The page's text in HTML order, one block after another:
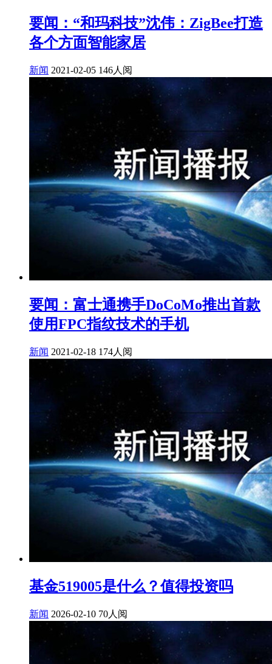
要闻：“和玛科技”沈伟：ZigBee打造
各个方面智能家居
新闻 2021-02-05 146人阅
要闻：富士通携手DoCoMo推出首款
使用FPC指纹技术的手机
新闻 2021-02-18 174人阅
基金519005是什么？值得投资吗
新闻 2026-02-10 70人阅